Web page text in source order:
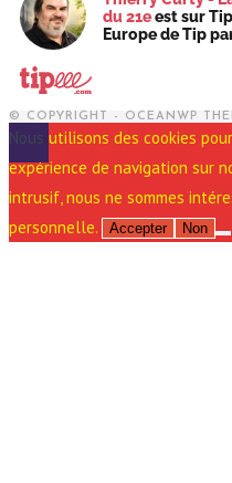
du 21eest sur
Europe de Tip
© COPYRIGHT - OCEANWP
Nous utilisons des cookies
expérience de navigation sur
intrusif, nous ne sommes
personnelle.
Accepter Non